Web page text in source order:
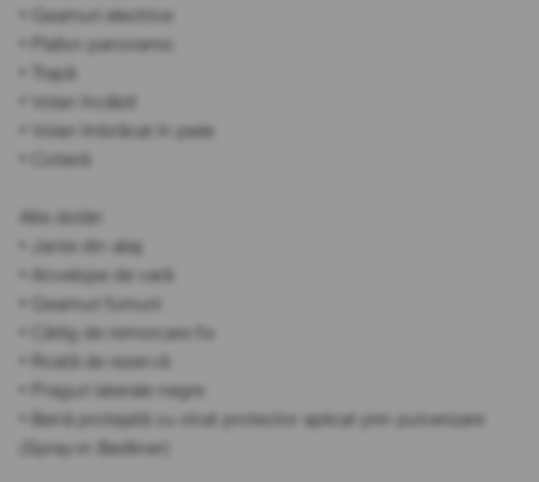
• Geamuri electrice
• Plafon panoramic
• Trapă
• Volan încălzit
• Volan îmbrăcat în piele
• Cotieră
Alte dotări
• Jante din aliaj
• Anvelope de vară
• Geamuri fumurii
• Cârlig de remorcare fix
• Roată de rezervă
• Praguri laterale negre
• Benă protejată cu strat protector aplicat prin pulverizare
(Spray-in Bedliner)